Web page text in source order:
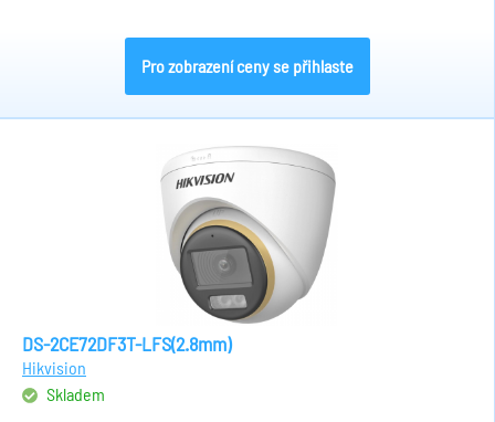
Pro zobrazení ceny se přihlaste
DS-2CE72DF3T-LFS(2.8mm)
Hikvision
Skladem